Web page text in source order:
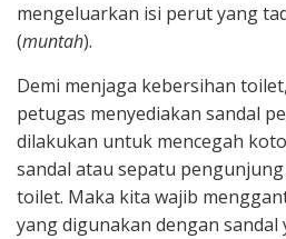
mengeluarkan isi perut yang
(muntah).
Demi menjaga kebersihan
petugas menyediakan sandal
dilakukan untuk mencegah
sandal atau sepatu
toilet. Maka kita wajib
yang digunakan dengan sandal